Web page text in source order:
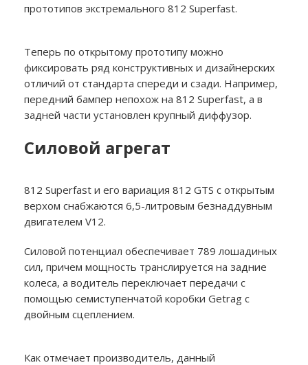
прототипов экстремального 812 Superfast.
Теперь по открытому прототипу можно
фиксировать ряд конструктивных и дизайнерских
отличий от стандарта спереди и сзади. Например,
передний бампер непохож на 812 Superfast, а в
задней части установлен крупный диффузор.
Силовой агрегат
812 Superfast и его вариация 812 GTS с открытым
верхом снабжаются 6,5-литровым безнаддувным
двигателем V12.
Силовой потенциал обеспечивает 789 лошадиных
сил, причем мощность транслируется на задние
колеса, а водитель переключает передачи с
помощью семиступенчатой коробки Getrag с
двойным сцеплением.
Как отмечает производитель, данный